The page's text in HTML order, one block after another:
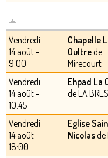
Vendredi
14 août -
9:00
Chapelle
Oultrede
Mirecourt
Vendredi
14 août -
10:45
Ehpad La
de LA
Vendredi
14 août -
18:00
Eglise
Nicolasde